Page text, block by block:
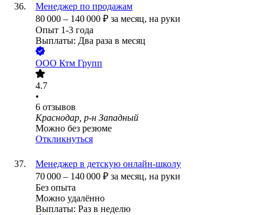
Менеджер по продажам
80 000 – 140 000 ₽ за месяц, на руки
Опыт 1-3 года
Выплаты: Два раза в месяц
ООО Ктм Групп
4.7
•
6 отзывов
Краснодар, р-н Западный
Можно без резюме
Откликнуться
Менеджер в детскую онлайн-школу
70 000 – 140 000 ₽ за месяц, на руки
Без опыта
Можно удалённо
Выплаты: Раз в неделю